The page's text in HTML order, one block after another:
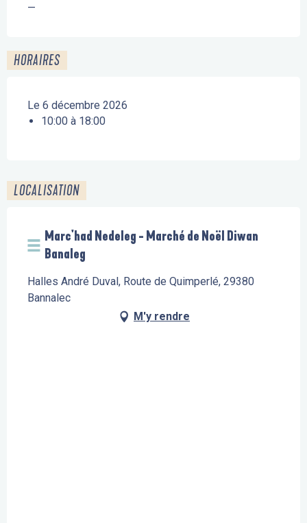
—
HORAIRES
Le 6 décembre 2026
10:00 à 18:00
LOCALISATION
Marc'had Nedeleg - Marché de Noël Diwan
Banaleg
Halles André Duval, Route de Quimperlé, 29380
Bannalec
M'y rendre